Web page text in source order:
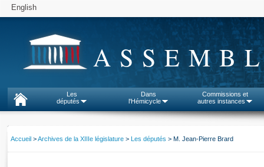
English
Les
députés
Dans
l'Hémicycle
Commissions et
autres instances
Accueil >Archives de la XIIIe législature > Les députés > M. Jean-Pierre Brard